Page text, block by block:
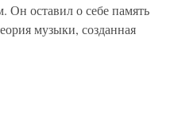
оставил о себе память
музыки, созданная